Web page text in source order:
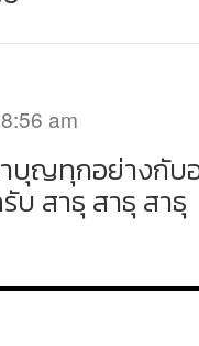
am
บุญทุกอย่างกับ
สาธุ สาธุ สาธุ